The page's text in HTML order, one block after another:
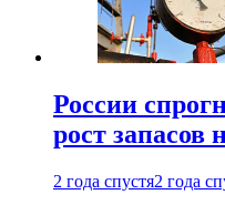
России
рост запасов
2 года спустя2 года